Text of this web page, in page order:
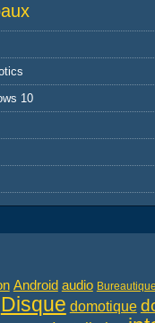
10
Android audio Bureautique
Disque domotique